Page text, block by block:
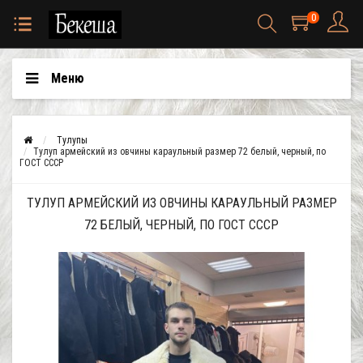
0
Меню
Тулупы
Тулуп армейский из овчины караульный размер 72 белый, черный, по
ГОСТ СССР
ТУЛУП АРМЕЙСКИЙ ИЗ ОВЧИНЫ КАРАУЛЬНЫЙ РАЗМЕР
72 БЕЛЫЙ, ЧЕРНЫЙ, ПО ГОСТ СССР